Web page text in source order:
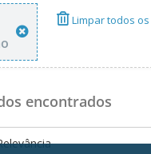
Limpar todos os
encontrados